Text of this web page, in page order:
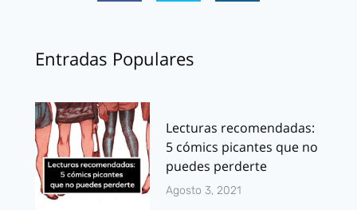
Entradas Populares
Lecturas recomendadas:
5 cómics picantes que no
puedes perderte
Agosto 3, 2021